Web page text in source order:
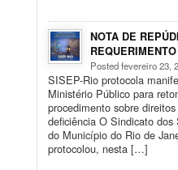
NOTA DE
Posted fevereiro 23,
SISEP-Rio protocola
Ministério Público para
procedimento sobre
deficiência O Sindicato dos
do Município do Rio de
protocolou, nesta […]